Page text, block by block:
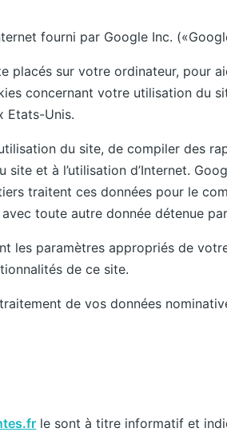
fourni par Google Inc.
sur votre ordinateur, pour
concernant votre utilisation du
Etats-Unis.
du site, de compiler des
et à l’utilisation d’Internet.
traitent ces données pour le
toute autre donnée détenue
les paramètres appropriés de
de ce site.
de vos données
le sont à titre informatif et